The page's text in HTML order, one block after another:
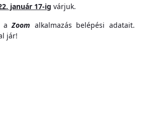
január 17-ig várjuk.
aZoom alkalmazás belépési adatait.
jár!